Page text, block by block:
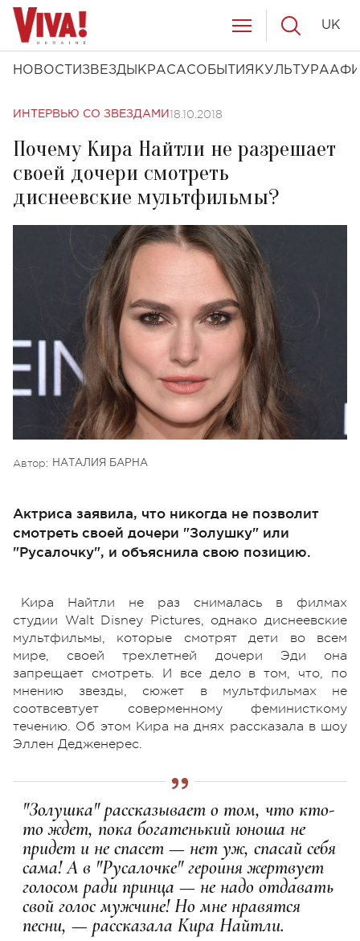
НОВОСТИ ЗВЕЗДЫ КРАСАСОБЫТИЯ КУЛЬТУРА
UK
ИНТЕРВЬЮ СО ЗВЕЗДАМИ 18.10.2018
Почему Кира Найтли не разрешает
своей дочери смотреть
диснеевские мультфильмы?
Автор: НАТАЛИЯ БАРНА
Актриса заявила, что никогда не позволит
смотреть своей дочери "Золушку" или
"Русалочку", и объяснила свою позицию.
Кира Найтли не раз снималась в филмах
студии Walt Disney Pictures, однако диснеевские
мультфильмы, которые смотрят дети во всем
мире, своей трехлетней дочери Эди она
запрещает смотреть. И все дело в том, что, по
мнению звезды, сюжет в мультфильмах не
соотвсевтует соверменному феминисткому
течению. Об этом Кира на днях рассказала в шоу
Эллен Дедженерес.
"Золушка" рассказывает о том, что кто-
то ждет, пока богатенький юноша не
придет и не спасет — нет уж, спасай себя
сама! А в "Русалочке" героиня жертвует
голосом ради принца — не надо отдавать
свой голос мужчине! Но мне нравятся
песни, — рассказала Кира Найтли.